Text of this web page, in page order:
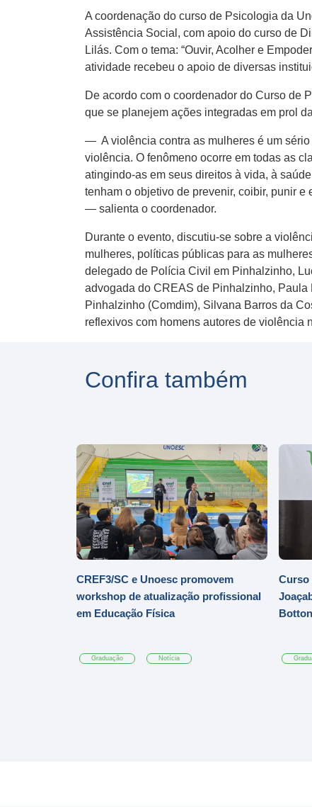
A coordenação do curso de Psicologia da
Assistência Social, com apoio do curso de
Lilás. Com o tema: “Ouvir, Acolher e
atividade recebeu o apoio de diversas
De acordo com o coordenador do Curso de
que se planejem ações integradas em prol
— A violência contra as mulheres é um
violência. O fenômeno ocorre em todas as
atingindo-as em seus direitos à vida, à
tenham o objetivo de prevenir, coibir, punir
— salienta o coordenador.
Durante o evento, discutiu-se sobre a
mulheres, políticas públicas para as
delegado de Polícia Civil em Pinhalzinho,
advogada do CREAS de Pinhalzinho,
Pinhalzinho (Comdim), Silvana Barros da
reflexivos com homens autores de violência
Confira também
CREF3/SC e Unoesc promovem
workshop de atualização profissional
em Educação Física
Graduação Notícia
Curso
Botton